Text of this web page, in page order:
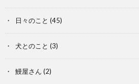
日々のこと (45)
犬とのこと (3)
鰻屋さん (2)